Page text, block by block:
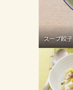
スープ餃子